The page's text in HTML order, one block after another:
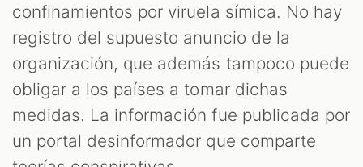
confinamientos por viruela símica. No hay
registro del supuesto anuncio de la
organización, que además tampoco puede
obligar a los países a tomar dichas
medidas. La información fue publicada por
un portal desinformador que comparte